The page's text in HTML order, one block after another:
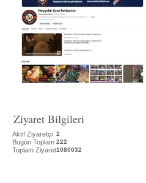
Ziyaret Bilgileri
Aktif Ziyaretçi 2
Bugün Toplam 222
Toplam Ziyaret1080032